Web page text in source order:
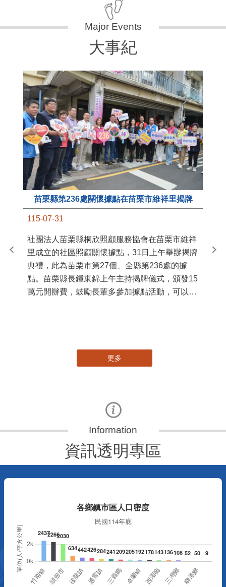
大事紀
苗栗縣第236處關懷據點在苗栗市維祥里揭牌
115-07-31
社團法人苗栗縣桐欣照顧服務協會在苗栗市維祥
里成立的社區照顧關懷據點，31日上午舉辦揭牌
典禮，此為苗栗市第27個、全縣第236處的據
點。苗栗縣長鍾東錦上午主持揭牌儀式，頒發15
萬元開辦費，鼓勵長輩多參加據點活動，可以更
苗
更多
資訊透明專區